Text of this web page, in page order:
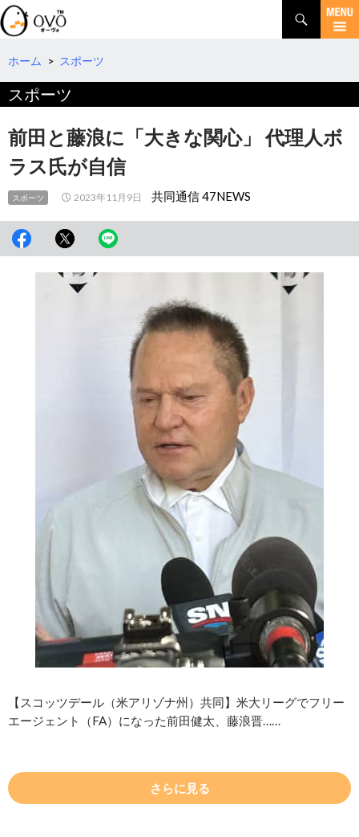
検
索
コ
テ
へ
移
ホーム > スポーツ
スポーツ
前田と藤浪に「大きな関心」 代理人ボ
ラス氏が自信
スポーツ 2023年11月9日 共同通信 47NEWS
【スコッツデール（米アリゾナ州）共同】米大リーグでフリー
エージェント（FA）になった前田健太、藤浪晋……
さらに見る